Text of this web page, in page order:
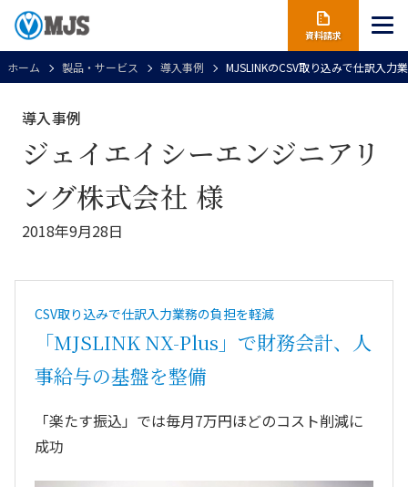
資料請求
ホーム 製品・サービス 導入事例 MJSLINKのCSV取り込みで仕訳入力
導入事例
ジェイエイシーエンジニアリ
ング株式会社 様
2018年9月28日
CSV取り込みで仕訳入力業務の負担を軽減
「MJSLINK NX-Plus」で財務会計、人
事給与の基盤を整備
「楽たす振込」では毎月7万円ほどのコスト削減に
成功